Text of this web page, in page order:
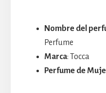
Nombre del
Perfume
Marca: Tocca
Perfume de